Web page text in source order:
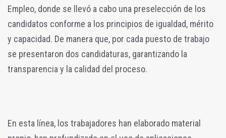
Empleo, donde se llevó a cabo una preselección de los
candidatos conforme a los principios de igualdad, mérito
y capacidad. De manera que, por cada puesto de trabajo
se presentaron dos candidaturas, garantizando la
transparencia y la calidad del proceso.
En esta línea, los trabajadores han elaborado material